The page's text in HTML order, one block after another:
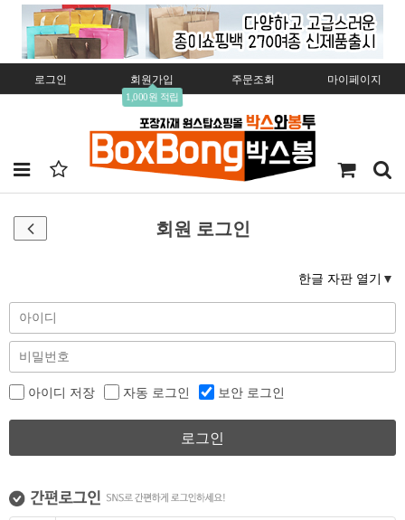
로그인 회원가입
1,000원 적립
주문조회 마이페이지
회원 로그인
한글 자판 열기
아이디 저장 자동 로그인 보안 로그인
로그인